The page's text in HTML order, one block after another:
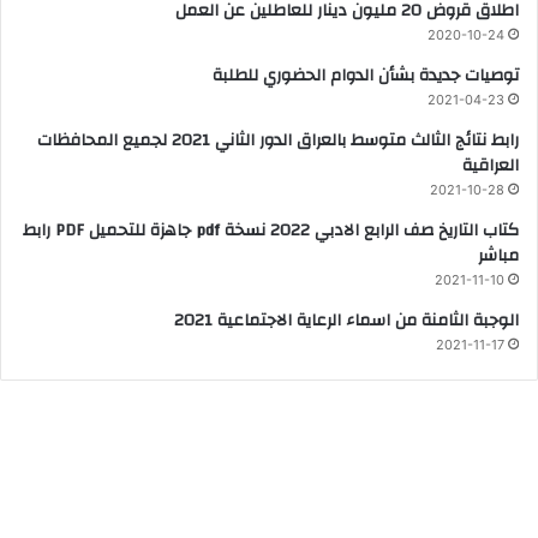
اطلاق قروض 20 مليون دينار للعاطلين عن العمل
2020-10-24
توصيات جديدة بشأن الدوام الحضوري للطلبة
2021-04-23
رابط نتائج الثالث متوسط بالعراق الدور الثاني 2021 لجميع المحافظات
العراقية
2021-10-28
كتاب التاريخ صف الرابع الادبي 2022 نسخة pdf جاهزة للتحميل PDF رابط
مباشر
2021-11-10
الوجبة الثامنة من اسماء الرعاية الاجتماعية 2021
2021-11-17